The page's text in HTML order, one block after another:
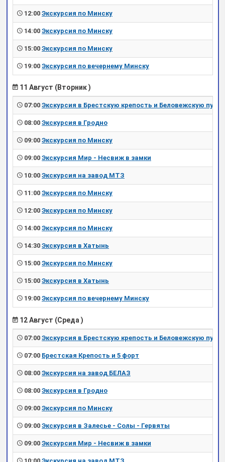
12:00 Экскурсия по Минску
14:00 Экскурсия по Минску
15:00 Экскурсия по Минску
19:00 Экскурсия по вечернему Минску
11 Август (Вторник )
07:00 Экскурсия в Брестскую крепость и Беловежскую пущу
08:00 Экскурсия в Гродно
09:00 Экскурсия по Минску
09:00 Экскурсия Мир - Несвиж в замки
10:00 Экскурсия на завод МТЗ
11:00 Экскурсия по Минску
12:00 Экскурсия по Минску
14:00 Экскурсия по Минску
14:30 Экскурсия в Хатынь
15:00 Экскурсия по Минску
15:00 Экскурсия в Хатынь
19:00 Экскурсия по вечернему Минску
12 Август (Среда )
07:00 Экскурсия в Брестскую крепость и Беловежскую пущу
07:00 Брестская Крепость и 5 форт
08:00 Экскурсия на завод БЕЛАЗ
08:00 Экскурсия в Гродно
09:00 Экскурсия по Минску
09:00 Экскурсия в Залесье - Солы - Гервяты
09:00 Экскурсия Мир - Несвиж в замки